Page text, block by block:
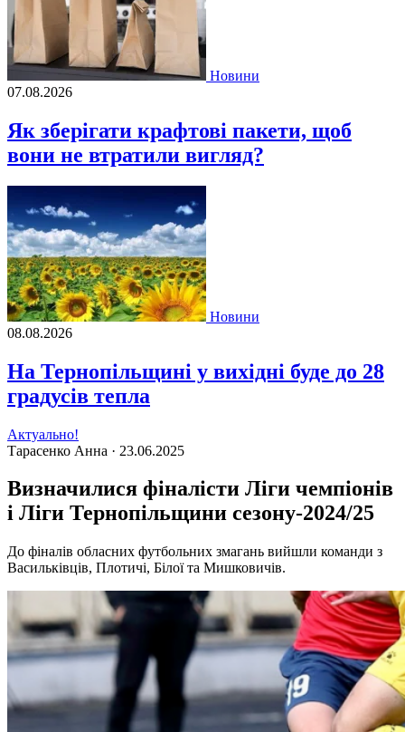
Новини
07.08.2026
Як зберігати крафтові пакети, щоб
вони не втратили вигляд?
Новини
08.08.2026
На Тернопільщині у вихідні буде до 28
градусів тепла
Актуально!
Тарасенко Анна · 23.06.2025
Визначилися фіналісти Ліги чемпіонів
і Ліги Тернопільщини сезону-2024/25
До фіналів обласних футбольних змагань вийшли команди з
Васильківців, Плотичі, Білої та Мишковичів.